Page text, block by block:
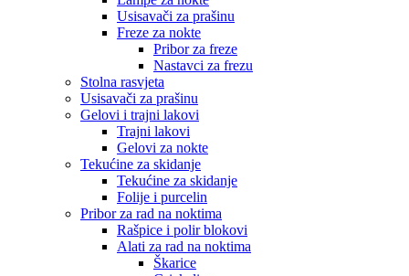
Usisavači za prašinu
Freze za nokte
Pribor za freze
Nastavci za frezu
Stolna rasvjeta
Usisavači za prašinu
Gelovi i trajni lakovi
Trajni lakovi
Gelovi za nokte
Tekućine za skidanje
Tekućine za skidanje
Folije i purcelin
Pribor za rad na noktima
Rašpice i polir blokovi
Alati za rad na noktima
Škarice